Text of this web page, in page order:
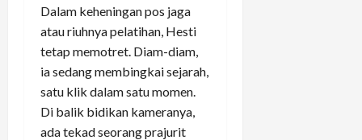
Dalam keheningan pos jaga
atau riuhnya pelatihan, Hesti
tetap memotret. Diam-diam,
ia sedang membingkai sejarah,
satu klik dalam satu momen.
Di balik bidikan kameranya,
ada tekad seorang prajurit